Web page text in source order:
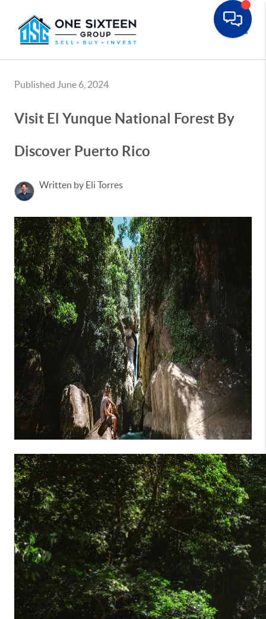
Published June 6, 2024
Visit El Yunque National Forest By
Discover Puerto Rico
Written by Eli Torres